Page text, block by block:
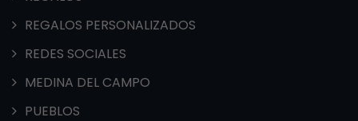
REGALOS PERSONALIZADOS
REDES SOCIALES
MEDINA DEL CAMPO
PUEBLOS